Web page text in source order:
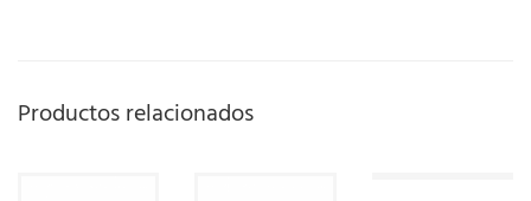
Productos relacionados